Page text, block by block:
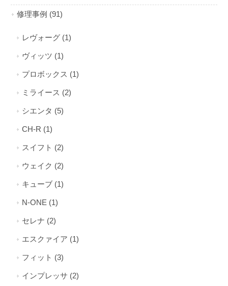
修理事例 (91)
レヴォーグ (1)
ヴィッツ (1)
プロボックス (1)
ミライース (2)
シエンタ (5)
CH-R (1)
スイフト (2)
ウェイク (2)
キューブ (1)
N-ONE (1)
セレナ (2)
エスクァイア (1)
フィット (3)
インプレッサ (2)